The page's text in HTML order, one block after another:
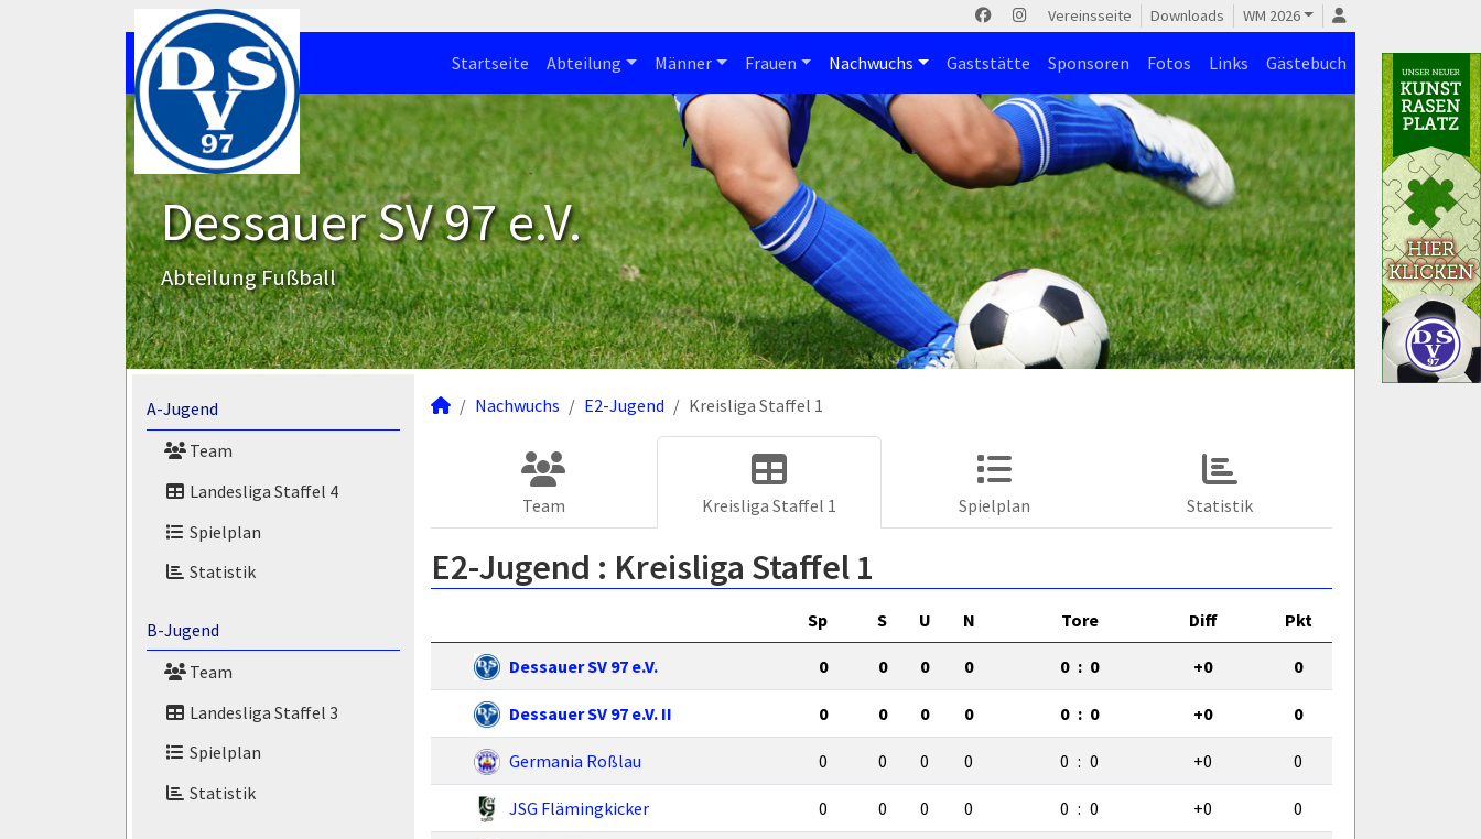
Vereinsseite Downloads WM 2026
Startseite Abteilung Männer Frauen Nachwuchs Gaststätte Sponsoren Fotos Links Gästebuch
Dessauer SV 97 e.V.
Abteilung Fußball
A-Jugend
Team
Landesliga Staffel 4
Spielplan
Statistik
B-Jugend
Team
Landesliga Staffel 3
Spielplan
Statistik
Nachwuchs E2-Jugend Kreisliga Staffel 1
Team Kreisliga Staffel 1 Spielplan Statistik
E2-Jugend : Kreisliga Staffel 1
Sp S U N Tore Diff Pkt
Dessauer SV 97 e.V. 0 0 0 0 0 : 0 +0 0
Dessauer SV 97 e.V. II 0 0 0 0 0 : 0 +0 0
Germania Roßlau 0 0 0 0 0 : 0 +0 0
JSG Flämingkicker 0 0 0 0 0 : 0 +0 0